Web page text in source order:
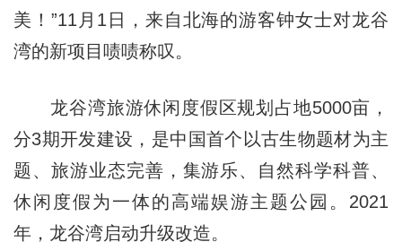
美！”11月1日，来自北海的游客钟女士对龙谷
湾的新项目啧啧称叹。
龙谷湾旅游休闲度假区规划占地5000亩，
分3期开发建设，是中国首个以古生物题材为主
题、旅游业态完善，集游乐、自然科学科普、
休闲度假为一体的高端娱游主题公园。2021
年，龙谷湾启动升级改造。